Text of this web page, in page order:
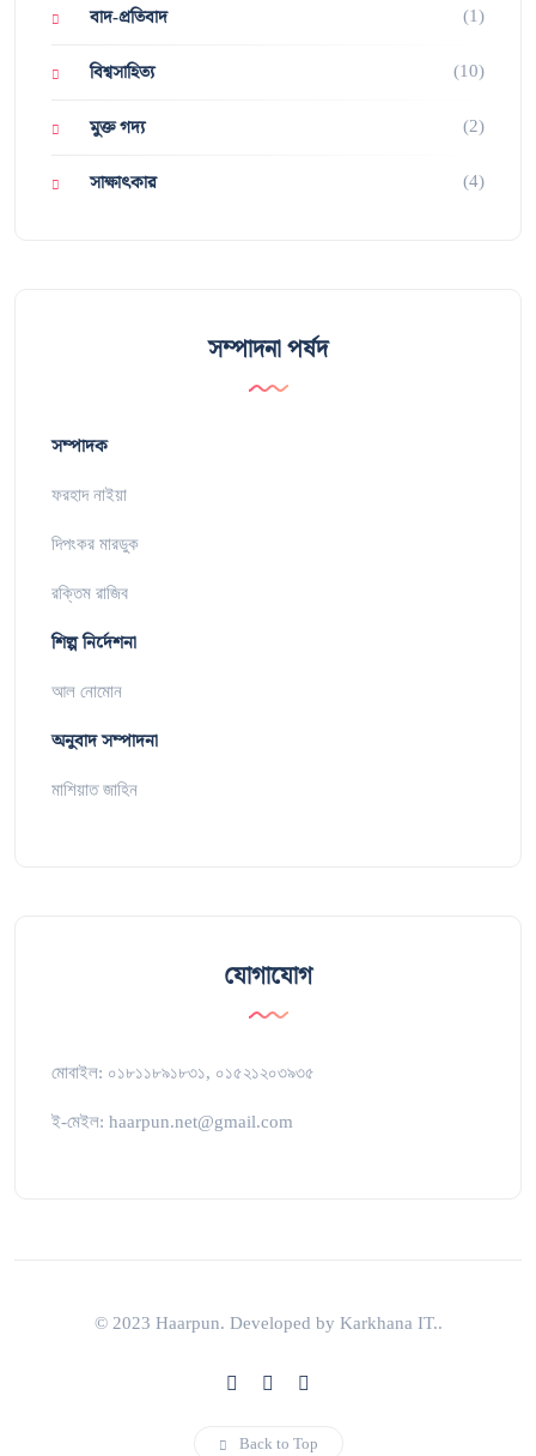
বাদ-প্রতিবাদ (1)
বিশ্বসাহিত্য (10)
মুক্ত গদ্য (2)
সাক্ষাৎকার (4)
সম্পাদনা পর্ষদ
সম্পাদক
ফরহাদ নাইয়া
দিপংকর মারডুক
রক্তিম রাজিব
শিল্প নির্দেশনা
আল নোমোন
অনুবাদ সম্পাদনা
মাশিয়াত জাহিন
যোগাযোগ
মোবাইল: ০১৮১১৮৯১৮৩১, ০১৫২১২০৩৯৩৫
ই-মেইল: haarpun.net@gmail.com
© 2023 Haarpun. Developed by Karkhana IT..
Back to Top